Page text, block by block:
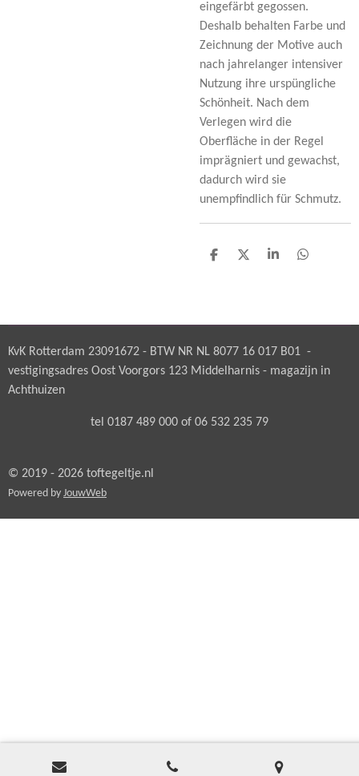
eingefärbt gegossen.
Deshalb behalten Farbe und
Zeichnung der Motive auch
nach jahrelanger intensiver
Nutzung ihre urspüngliche
Schönheit. Nach dem
Verlegen wird die
Oberfläche in der Regel
imprägniert und gewachst,
dadurch wird sie
unempfindlich für Schmutz.
D
D
S
D
KvK Rotterdam 23091672 - BTW NR NL 8077 16 017 B01 -
vestigingsadres Oost Voorgors 123 Middelharnis - magazijn in
Achthuizen
tel 0187 489 000 of 06 532 235 79
© 2019 - 2026 toftegeltje.nl
Powered by JouwWeb